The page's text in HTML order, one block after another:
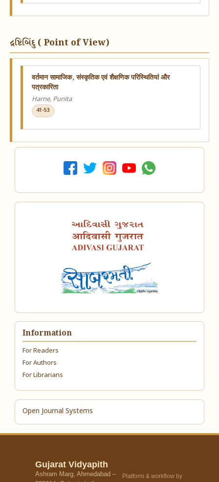
દ્રષ્ટિબિંદુ ( Point of View)
वर्तमान सामाजिक, संस्कृतिक एवं शैक्षणिक परिस्थितियां और
पत्रकारिता
Harne, Punita
41-53
Information
For Readers
For Authors
For Librarians
Open Journal Systems
Gujarat Vidyapith
Ashram Marg, Ahmedabad –
Platform & workflow by